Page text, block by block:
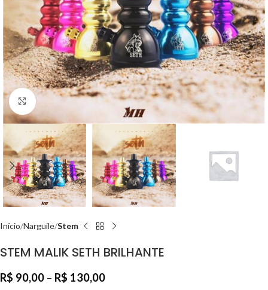
Clique para ampliar
Início Narguile Stem
STEM MALIK SETH BRILHANTE
R$ 90,00 – R$ 130,00